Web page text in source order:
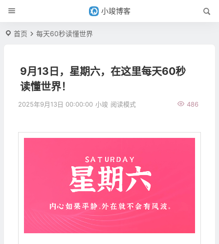
小竣博客
首页 每天60秒读懂世界
9月13日，星期六，在这里每天60秒
读懂世界！
2025年9月13日 00:00:00 小竣 486
阅读模式